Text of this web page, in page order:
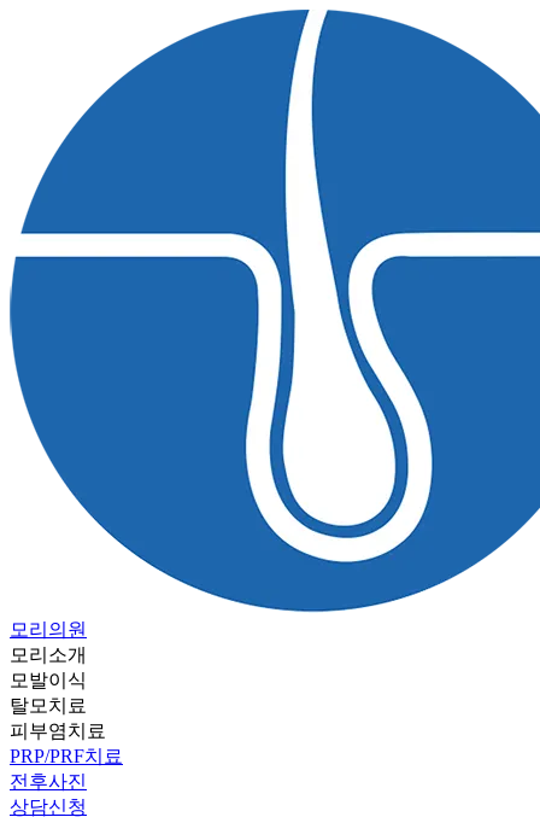
모리의원
모리소개
모발이식
탈모치료
피부염치료
PRP/PRF치료
전후사진
상담신청